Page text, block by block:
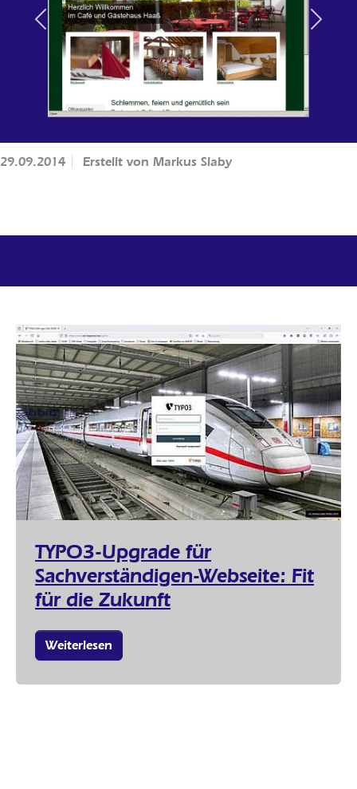
Previous Next
29.09.2014 Erstellt von Markus Slaby
TYPO3-Upgrade für
Sachverständigen-Webseite: Fit
für die Zukunft
Weiterlesen